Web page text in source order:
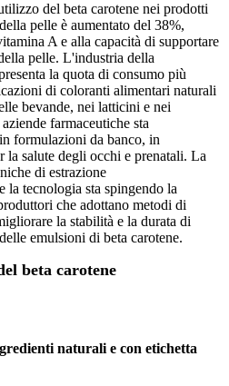
del beta carotene nei prodotti
pelle è aumentato del 38%,
A e alla capacità di supportare
pelle. L'industria della
la quota di consumo più
di coloranti alimentari naturali
bevande, nei latticini e nei
farmaceutiche sta
formulazioni da banco, in
la salute degli occhi e prenatali. La
di estrazione
la tecnologia sta spingendo la
che adottano metodi di
la stabilità e la durata di
emulsioni di beta carotene.
beta carotene
naturali e con etichetta